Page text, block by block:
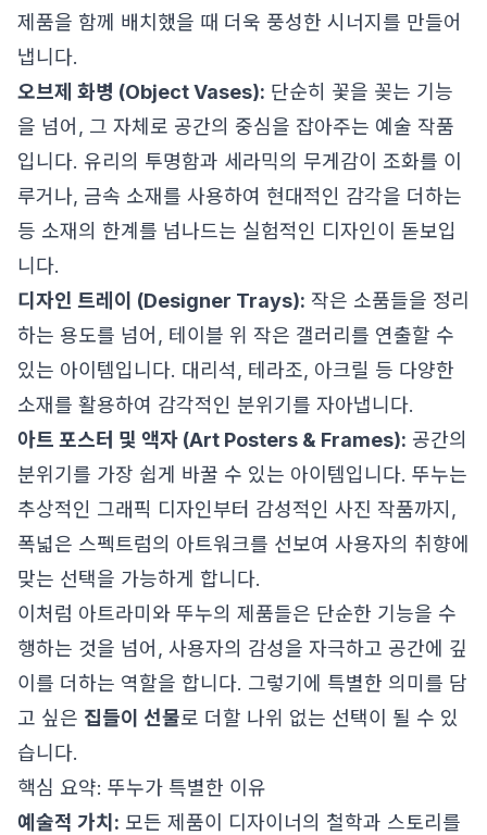
제품을 함께 배치했을 때 더욱 풍성한 시너지를 만들어
냅니다.
오브제 화병 (Object Vases): 단순히 꽃을 꽂는 기능
을 넘어, 그 자체로 공간의 중심을 잡아주는 예술 작품
입니다. 유리의 투명함과 세라믹의 무게감이 조화를 이
루거나, 금속 소재를 사용하여 현대적인 감각을 더하는
등 소재의 한계를 넘나드는 실험적인 디자인이 돋보입
니다.
디자인 트레이 (Designer Trays): 작은 소품들을 정리
하는 용도를 넘어, 테이블 위 작은 갤러리를 연출할 수
있는 아이템입니다. 대리석, 테라조, 아크릴 등 다양한
소재를 활용하여 감각적인 분위기를 자아냅니다.
아트 포스터 및 액자 (Art Posters & Frames): 공간의
분위기를 가장 쉽게 바꿀 수 있는 아이템입니다. 뚜누는
추상적인 그래픽 디자인부터 감성적인 사진 작품까지,
폭넓은 스펙트럼의 아트워크를 선보여 사용자의 취향에
맞는 선택을 가능하게 합니다.
이처럼 아트라미와 뚜누의 제품들은 단순한 기능을 수
행하는 것을 넘어, 사용자의 감성을 자극하고 공간에 깊
이를 더하는 역할을 합니다. 그렇기에 특별한 의미를 담
고 싶은 집들이 선물로 더할 나위 없는 선택이 될 수 있
습니다.
핵심 요약: 뚜누가 특별한 이유
예술적 가치: 모든 제품이 디자이너의 철학과 스토리를